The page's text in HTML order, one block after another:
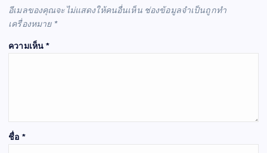
อีเมลของคุณจะไม่แสดงให้คนอื่นเห็น ช่องข้อมูลจำเป็นถูกทำ
เครื่องหมาย *
ความเห็น *
ชื่อ *